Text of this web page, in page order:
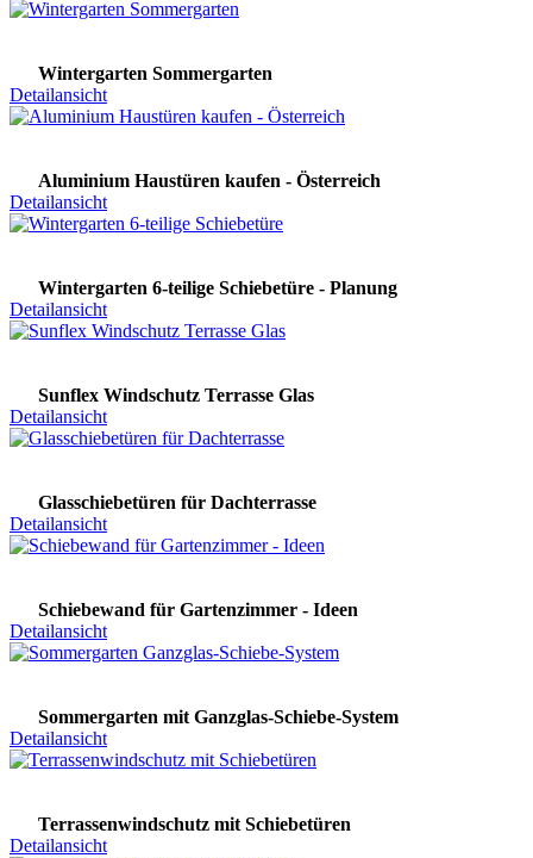
Wintergarten Sommergarten
Detailansicht
Aluminium Haustüren kaufen - Österreich
Detailansicht
Wintergarten 6-teilige Schiebetüre - Planung
Detailansicht
Sunflex Windschutz Terrasse Glas
Detailansicht
Glasschiebetüren für Dachterrasse
Detailansicht
Schiebewand für Gartenzimmer - Ideen
Detailansicht
Sommergarten mit Ganzglas-Schiebe-System
Detailansicht
Terrassenwindschutz mit Schiebetüren
Detailansicht